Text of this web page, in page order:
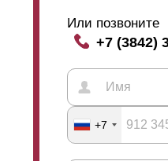
Или позвоните
+7 (3842)
+7